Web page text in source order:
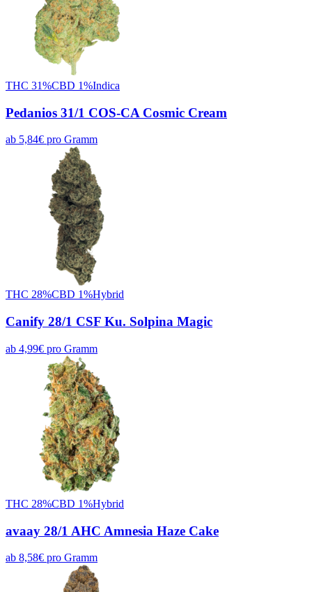
THC 31%CBD 1%Indica
Pedanios 31/1 COS-CA Cosmic Cream
ab 5,84€ pro Gramm
THC 28%CBD 1%Hybrid
Canify 28/1 CSF Ku. Solpina Magic
ab 4,99€ pro Gramm
THC 28%CBD 1%Hybrid
avaay 28/1 AHC Amnesia Haze Cake
ab 8,58€ pro Gramm